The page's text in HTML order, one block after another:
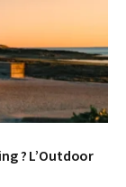
? L’Outdoor